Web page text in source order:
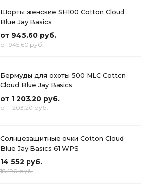
Шорты женские SH100 Cotton Cloud
Blue Jay Basics
от 945.60 руб.
от 945.60 руб.
Бермуды для охоты 500 MLC Cotton
Cloud Blue Jay Basics
от 1 203.20 руб.
от 1 203.20 руб.
Солнцезащитные очки Cotton Cloud
Blue Jay Basics 61 WPS
14 552 руб.
18 190 руб.